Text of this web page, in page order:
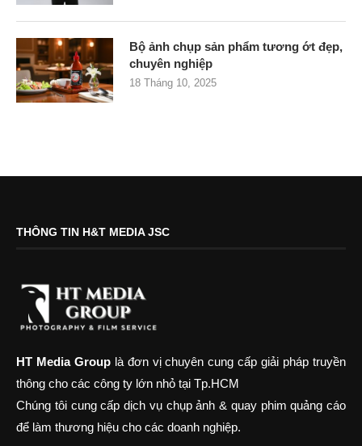
Bộ ảnh chụp sản phẩm tương ớt đẹp,
chuyên nghiệp
18 Tháng 10, 2025
THÔNG TIN H&T MEDIA JSC
HT Media Grouplà đơn vị chuyên cung cấp giải pháp truyền
thông cho các công ty lớn nhỏ tại Tp.HCM
Chúng tôi cung cấp dịch vụ chụp ảnh & quay phim quảng cáo
để làm thương hiệu cho các doanh nghiệp.